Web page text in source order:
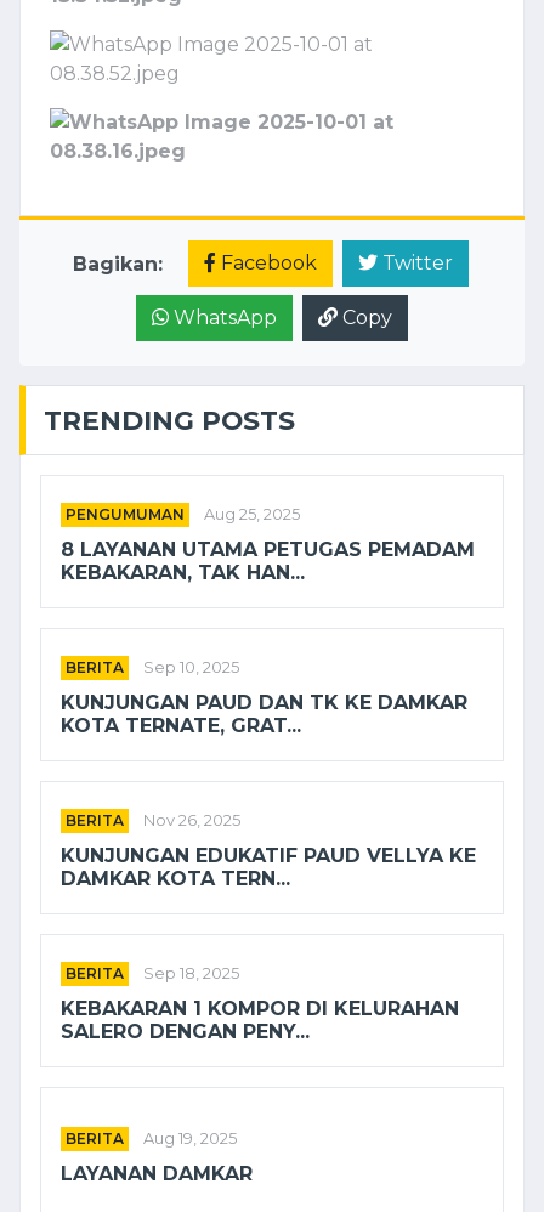
Bagikan: Facebook Twitter
WhatsApp Copy
TRENDING POSTS
PENGUMUMAN Aug 25, 2025
8 LAYANAN UTAMA PETUGAS PEMADAM
KEBAKARAN, TAK HAN...
BERITA Sep 10, 2025
KUNJUNGAN PAUD DAN TK KE DAMKAR
KOTA TERNATE, GRAT...
BERITA Nov 26, 2025
KUNJUNGAN EDUKATIF PAUD VELLYA KE
DAMKAR KOTA TERN...
BERITA Sep 18, 2025
KEBAKARAN 1 KOMPOR DI KELURAHAN
SALERO DENGAN PENY...
BERITA Aug 19, 2025
LAYANAN DAMKAR